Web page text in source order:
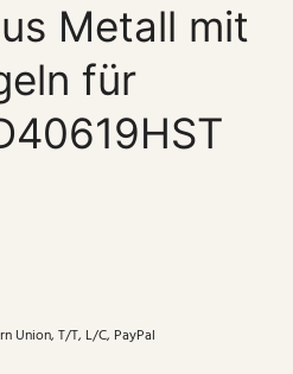
Metall mit
für
Union, T/T, L/C, PayPal